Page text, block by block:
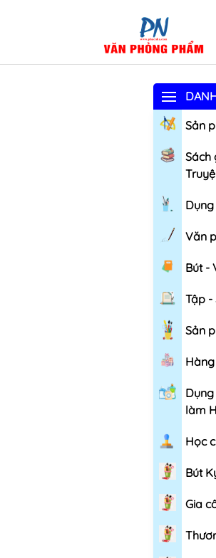
Sản
Sách
Văn
Bút -
Tập -
Sản
làm
Học
Bút
Gia